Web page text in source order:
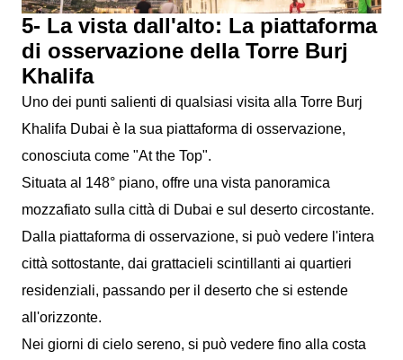
5- La vista dall'alto: La piattaforma
di osservazione della Torre Burj
Khalifa
Uno dei punti salienti di qualsiasi visita alla Torre Burj
Khalifa Dubai è la sua piattaforma di osservazione,
conosciuta come "At the Top".
Situata al 148° piano, offre una vista panoramica
mozzafiato sulla città di Dubai e sul deserto circostante.
Dalla piattaforma di osservazione, si può vedere l'intera
città sottostante, dai grattacieli scintillanti ai quartieri
residenziali, passando per il deserto che si estende
all'orizzonte.
Nei giorni di cielo sereno, si può vedere fino alla costa